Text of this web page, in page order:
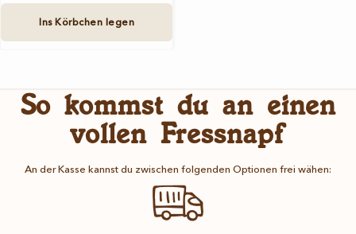
Ins Körbchen legen
So kommst du an einen
vollen Fressnapf
An der Kasse kannst du zwischen folgenden Optionen frei wähen: